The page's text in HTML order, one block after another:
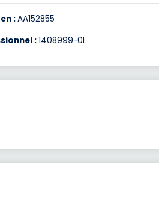
:AA152855
:1408999-0L